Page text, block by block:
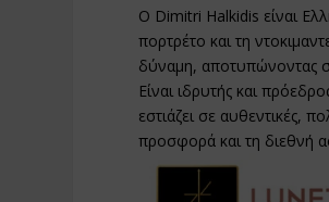
Ο Dimitri Halkidis είναι
πορτρέτο και τη
δύναμη, αποτυπώνοντας
Είναι ιδρυτής και
εστιάζει σε αυθεντικές,
προσφορά και τη διεθνή